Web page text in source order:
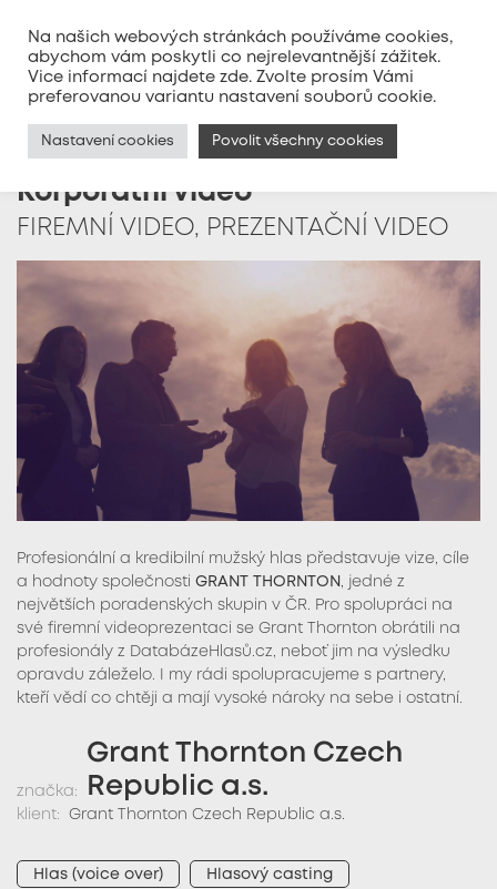
MENU
Korporátní video
FIREMNÍ VIDEO, PREZENTAČNÍ VIDEO
Profesionální a kredibilní mužský hlas představuje vize, cíle
a hodnoty společnosti GRANT THORNTON
, jedné z
největších poradenských skupin v ČR. Pro spolupráci na
své firemní videoprezentaci se Grant Thornton obrátili na
profesionály z DatabázeHlasů.cz, neboť jim na výsledku
opravdu záleželo. I my rádi spolupracujeme s partnery,
kteří vědí co chtěji a mají vysoké nároky na sebe i ostatní.
značka:
Grant Thornton Czech
Republic a.s.
klient: Grant Thornton Czech Republic a.s.
Hlas (voice over) Hlasový casting
Na našich webových stránkách používáme cookies,
abychom vám poskytli co nejrelevantnější zážitek.
Vice informací najdete zde. Zvolte prosím Vámi
preferovanou variantu nastavení souborů cookie.
Nastavení cookies Povolit všechny cookies